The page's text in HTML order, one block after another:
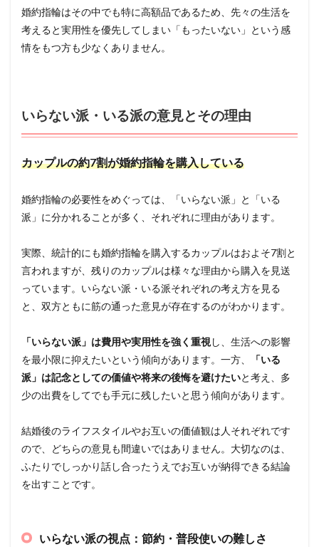
婚約指輪はその中でも特に高額品であるため、先々の生活を
考えると実用性を優先してしまい「もったいない」という感
情をもつ方も少なくありません。
いらない派・いる派の意見とその理由
カップルの約7割が婚約指輪を購入している
婚約指輪の必要性をめぐっては、「いらない派」と「いる
派」に分かれることが多く、それぞれに理由があります。
実際、統計的にも婚約指輪を購入するカップルはおよそ7割と
言われますが、残りのカップルは様々な理由から購入を見送
っています。いらない派・いる派それぞれの考え方を見る
と、双方ともに筋の通った意見が存在するのがわかります。
「いらない派」は費用や実用性を強く重視し、生活への影響
を最小限に抑えたいという傾向があります。一方、
「いる
派」は記念としての価値や将来の後悔を避けたいと考え、多
少の出費をしてでも手元に残したいと思う傾向があります。
結婚後のライフスタイルやお互いの価値観は人それぞれです
ので、どちらの意見も間違いではありません。大切なのは、
ふたりでしっかり話し合ったうえでお互いが納得できる結論
を出すことです。
いらない派の視点：節約・普段使いの難しさ